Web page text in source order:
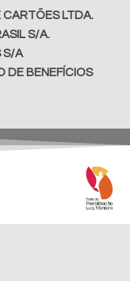
CARTÕES LTDA.
S/A.
S/A
DE BENEFÍCIOS